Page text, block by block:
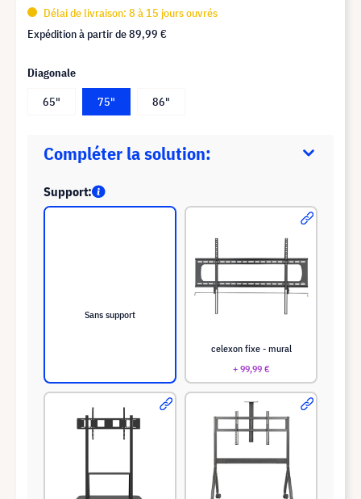
Délai de livraison: 8 à 15 jours ouvrés
Expédition à partir de89,99 €
Diagonale
65"
75" 86"
Compléter la solution:
Support:
Sans support
celexon fixe - mural
+ 99,99 €